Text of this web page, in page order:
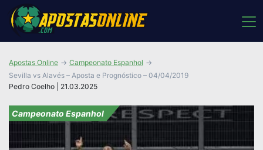
Pedro Coelho | 21.03.2025
Apostas Online
Campeonato Espanhol
Sevilla vs Alavés – Aposta e Prognóstico – 04/04/2019
Campeonato Espanhol